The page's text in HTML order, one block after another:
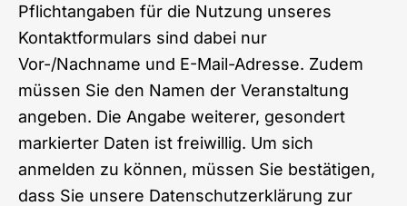
Pflichtangaben für die Nutzung unseres
Kontaktformulars sind dabei nur
Vor-/Nachname und E-Mail-Adresse. Zudem
müssen Sie den Namen der Veranstaltung
angeben. Die Angabe weiterer, gesondert
markierter Daten ist freiwillig. Um sich
anmelden zu können, müssen Sie bestätigen,
dass Sie unsere Datenschutzerklärung zur